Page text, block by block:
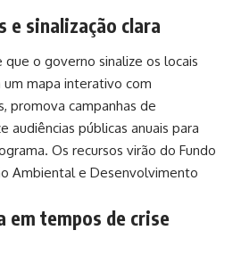
e sinalização clara
o governo sinalize os locais
mapa interativo com
promova campanhas de
audiências públicas anuais para
Os recursos virão do Fundo
Ambiental e Desenvolvimento
em tempos de crise